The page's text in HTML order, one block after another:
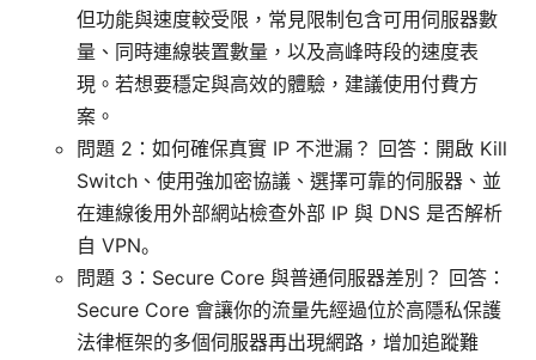
但功能與速度較受限，常見限制包含可用伺服器數
量、同時連線裝置數量，以及高峰時段的速度表
現。若想要穩定與高效的體驗，建議使用付費方
案。
問題 2：如何確保真實 IP 不泄漏？ 回答：開啟 Kill
Switch、使用強加密協議、選擇可靠的伺服器、並
在連線後用外部網站檢查外部 IP 與 DNS 是否解析
自 VPN。
問題 3：Secure Core 與普通伺服器差別？ 回答：
Secure Core 會讓你的流量先經過位於高隱私保護
法律框架的多個伺服器再出現網路，增加追蹤難